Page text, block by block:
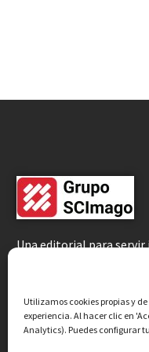
Utilizamos cookies propias y
experiencia. Al hacer clic en
Analytics). Puedes configurar
Una editorial para
científicas de calidad a